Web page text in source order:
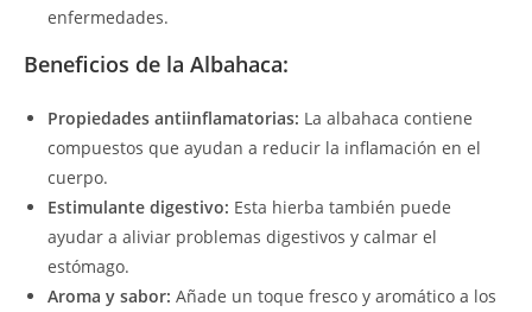
enfermedades.
Beneficios de la Albahaca:
Propiedades antiinflamatorias: La albahaca contiene
compuestos que ayudan a reducir la inflamación en el
cuerpo.
Estimulante digestivo: Esta hierba también puede
ayudar a aliviar problemas digestivos y calmar el
estómago.
Aroma y sabor: Añade un toque fresco y aromático a los